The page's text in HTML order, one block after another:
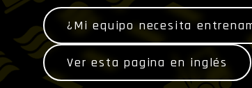
¿Mi equipo necesita
Ver esta pagina en inglés